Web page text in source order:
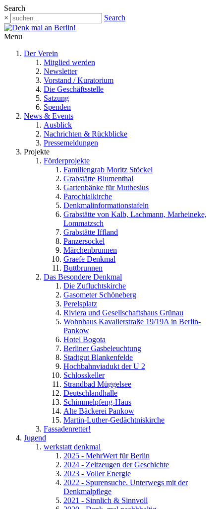
Search
×
Search
Menu
Der Verein
Mitglied werden
Newsletter
Vorstand / Kuratorium
Die Geschäftsstelle
Satzung
Spenden
News & Events
Ausblick
Nachrichten & Rückblicke
Pressemeldungen
Projekte
Förderprojekte
Familiengrab Moritz Stöckel
Grabstätte Blumenthal
Gartenbänke für Muthesius
Parochialkirche
Denkmalinformationstafeln
Grabstätte von Kalb, Lachmann, Marheineke,
Lommatzsch
Grabstätte Iffland
Panzersockel
Märchenbrunnen
Graefe Denkmal
Buttbrunnen
Das Besondere Denkmal
Die Zufluchtskirche
Gasometer Schöneberg
Perelsplatz
Riviera und Gesellschaftshaus Grünau
Wohnhaus Kavalierstraße 19/19A in Berlin-
Pankow
Hotel Bogota
Berliner Gasbeleuchtung
Stadtgut Blankenfelde
Hochbahnviadukt der U 2
Schlosskeller
Strandbad Müggelsee
Deutschlandhalle
Schimmelpfeng-Haus
Alte Bäckerei Pankow
Martin-Luther-Gedächtniskirche
Fassadenretter!
Jugend
werkstatt denkmal
2025 - MehrWert für Berlin
2024 - Zeitzeugen der Geschichte
2023 - Voller Energie
2022 - Spurensuche. Unterwegs mit der
Denkmalpflege
2021 - Sinnlich & Sinnvoll